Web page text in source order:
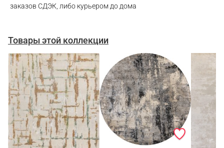
заказов СДЭК, либо курьером до дома
Товары этой коллекции